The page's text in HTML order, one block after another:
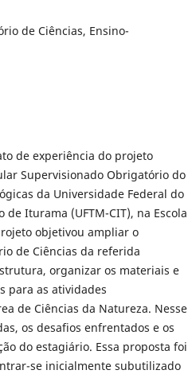
de Ciências, Ensino-
de experiência do projeto
Supervisionado Obrigatório do
da Universidade Federal do
de Iturama (UFTM-CIT), na Escola
objetivou ampliar o
de Ciências da referida
organizar os materiais e
para as atividades
de Ciências da Natureza. Nesse
os desafios enfrentados e os
do estagiário. Essa proposta foi
se inicialmente subutilizado